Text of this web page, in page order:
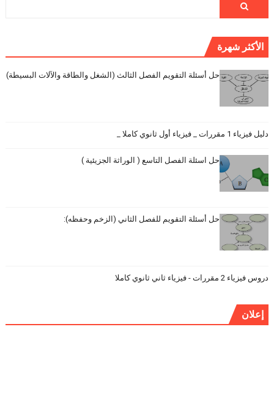
الأكثر شهرة
حل أسئلة التقويم الفصل الثالث (الشغل والطاقة والآلات البسيطة)
دليل فيزياء 1 مقررات _ فيزياء أول ثانوي كاملا _
حل اسئلة الفصل التاسع ( الوراثة الجزيئية )
حل أسئلة التقويم للفصل الثاني (الزخم وحفظه):
دروس فيزياء 2 مقررات - فيزياء ثاني ثانوي كاملا
إعلان